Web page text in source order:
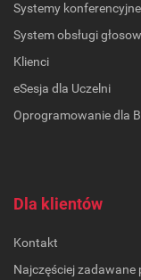
Systemy konferencyjne
System obsługi
Klienci
eSesja dla Uczelni
Oprogramowanie dla
Dla klientów
Kontakt
Najczęściej zadawane